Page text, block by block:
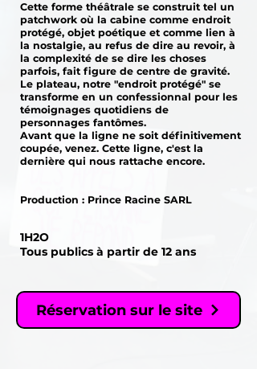
Cette forme théâtrale se construit tel un
patchwork où la cabine comme endroit
protégé, objet poétique et comme lien à
la nostalgie, au refus de dire au revoir, à
la complexité de se dire les choses
parfois, fait figure de centre de gravité.
Le plateau, notre "endroit protégé" se
transforme en un confessionnal pour les
témoignages quotidiens de
personnages fantômes.
Avant que la ligne ne soit définitivement
coupée, venez. Cette ligne, c'est la
dernière qui nous rattache encore.
Production : Prince Racine SARL
1H2O
Tous publics à partir de 12 ans
Réservation sur le site